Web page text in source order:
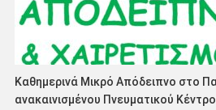
Καθημερινά Μικρό Απόδειπνο στο
ανακαινισμένου Πνευματικού